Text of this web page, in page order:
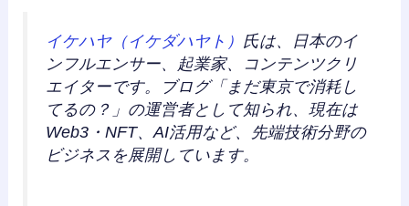
イケハヤ（イケダハヤト） 氏は、日本のイ
ンフルエンサー、起業家、コンテンツクリ
エイターです。ブログ「まだ東京で消耗し
てるの？」の運営者として知られ、現在は
Web3・NFT、AI活用など、先端技術分野の
ビジネスを展開しています。